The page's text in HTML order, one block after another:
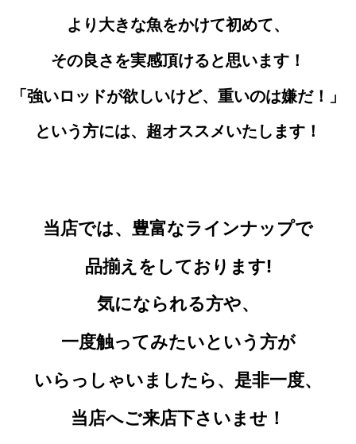
より大きな魚をかけて初めて、
その良さを実感頂けると思います！
「強いロッドが欲しいけど、重いのは嫌だ！」
という方には、超オススメいたします！
当店では、豊富なラインナップで
品揃えをしております!
気になられる方や、
一度触ってみたいという方が
いらっしゃいましたら、是非一度、
当店へご来店下さいませ！